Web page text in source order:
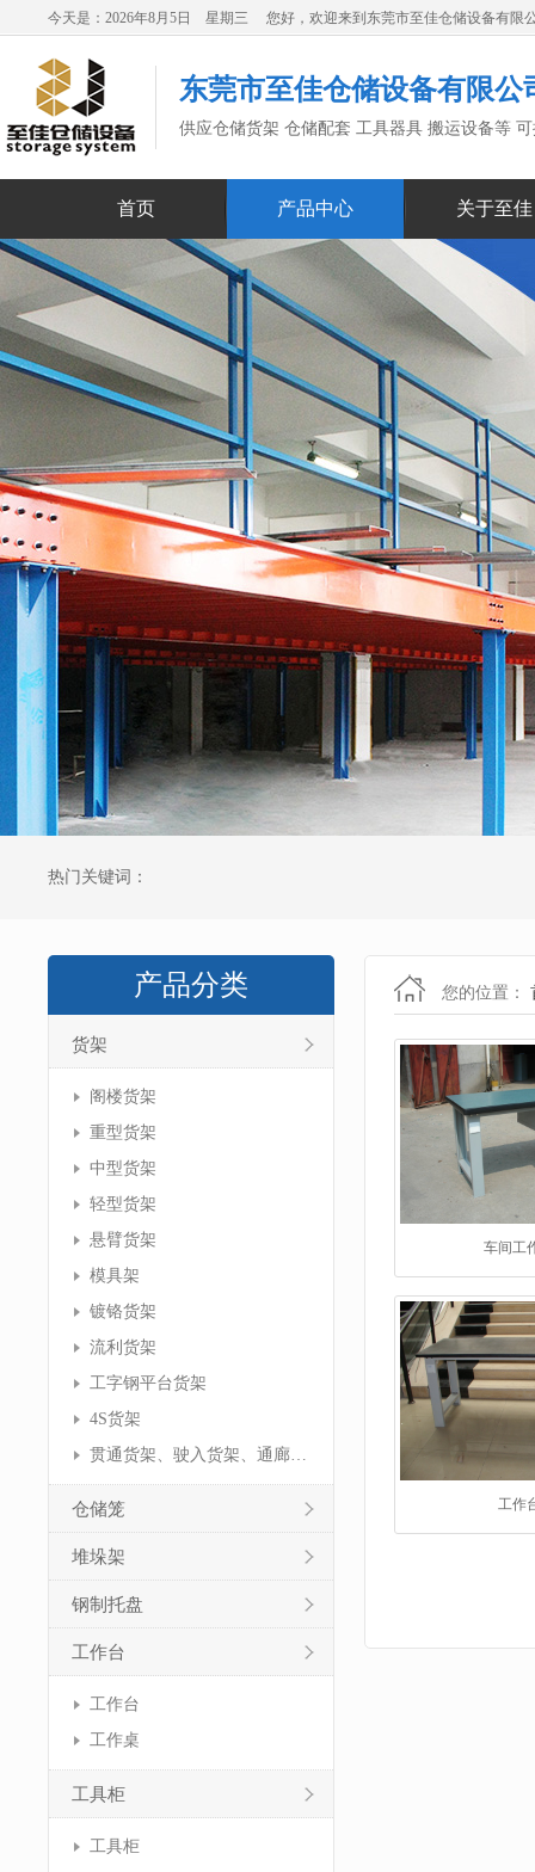
今天是：2026年8月5日 星期三 您好，欢迎来到东莞市至佳仓储设备有限
东莞市至佳仓储设备有限公
供应仓储货架 仓储配套 工具器具 搬运设备等
首页 产品中心 关于至佳
热门关键词：
产品分类
货架
阁楼货架
重型货架
中型货架
轻型货架
悬臂货架
模具架
镀铬货架
流利货架
工字钢平台货架
4S货架
贯通货架、驶入货架、通廊货架
仓储笼
堆垛架
钢制托盘
工作台
工作台
工作桌
工具柜
工具柜
您的位置：
车间工
工作